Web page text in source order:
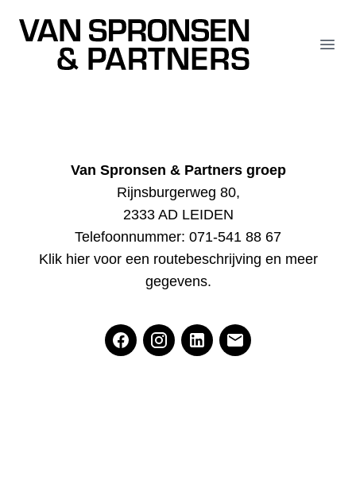
Van Spronsen & Partners
Van Spronsen & Partners groep
Rijnsburgerweg 80,
2333 AD LEIDEN
Telefoonnummer: 071-541 88 67
Klik hier voor een routebeschrijving en meer
gegevens.